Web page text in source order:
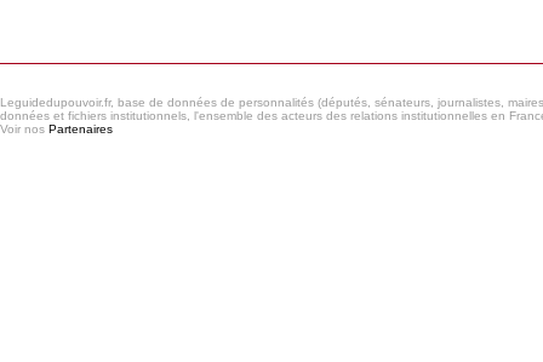
Leguidedupouvoir.fr, base de données de personnalités (députés, sénateurs, journalistes,
données et fichiers institutionnels, l'ensemble des acteurs des relations institutionnelles en
Voir nos Partenaires